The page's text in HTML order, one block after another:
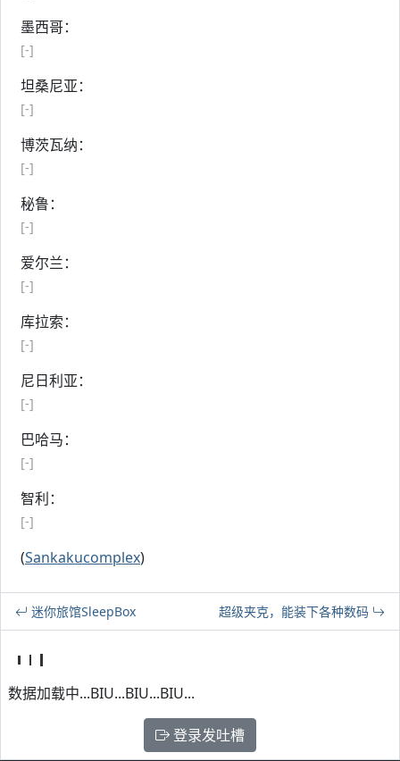
墨西哥：
[-]
坦桑尼亚：
[-]
博茨瓦纳：
[-]
秘鲁：
[-]
爱尔兰：
[-]
库拉索：
[-]
尼日利亚：
[-]
巴哈马：
[-]
智利：
[-]
(Sankakucomplex)
迷你旅馆SleepBox 超级夹克，能装下各种数码
数据加载中...BIU...BIU...BIU...
登录发吐槽